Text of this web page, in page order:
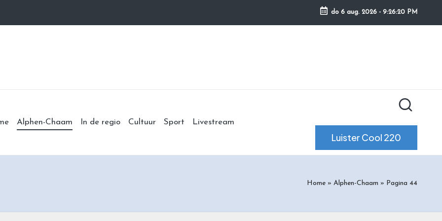
do 6 aug. 2026 -9:26:21 PM
Alphen-Chaam In de regio Cultuur Sport Livestream
Luister Cool 220
Home » Alphen-Chaam » Pagina 44